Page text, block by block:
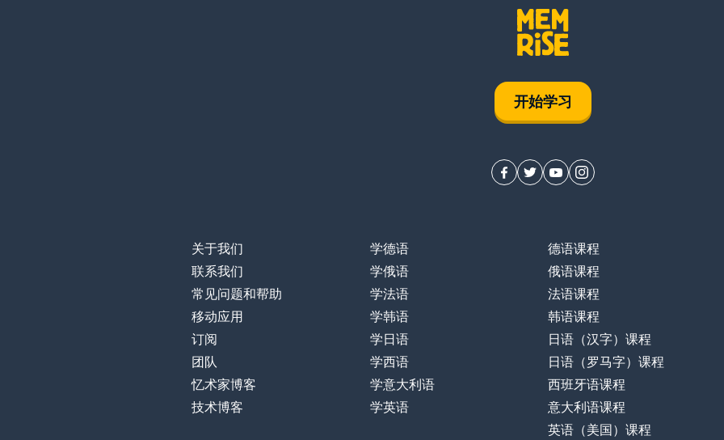
开始学习
关于我们
联系我们
常见问题和帮助
移动应用
订阅
团队
忆术家博客
技术博客
学德语
学俄语
学法语
学韩语
学日语
学西语
学意大利语
学英语
德语课程
俄语课程
法语课程
韩语课程
日语（汉字）课程
日语（罗马字）课程
西班牙语课程
意大利语课程
英语（美国）课程